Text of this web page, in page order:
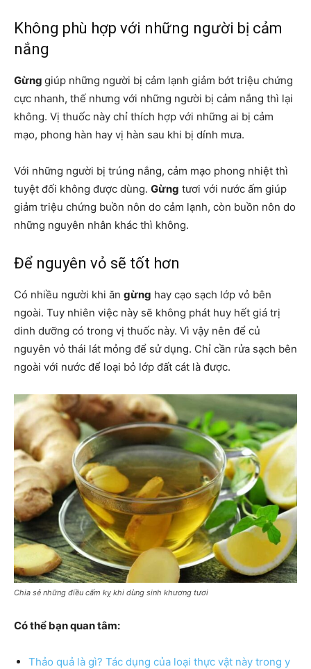
Không phù hợp với những người bị cảm
nắng
Gừng giúp những người bị cảm lạnh giảm bớt triệu chứng
cực nhanh, thế nhưng với những người bị cảm nắng thì lại
không. Vị thuốc này chỉ thích hợp với những ai bị cảm
mạo, phong hàn hay vị hàn sau khi bị dính mưa.
Với những người bị trúng nắng, cảm mạo phong nhiệt thì
tuyệt đối không được dùng. Gừng tươi với nước ấm giúp
giảm triệu chứng buồn nôn do cảm lạnh, còn buồn nôn do
những nguyên nhân khác thì không.
Để nguyên vỏ sẽ tốt hơn
Có nhiều người khi ăn gừng hay cạo sạch lớp vỏ bên
ngoài. Tuy nhiên việc này sẽ không phát huy hết giá trị
dinh dưỡng có trong vị thuốc này. Vì vậy nên để củ
nguyên vỏ thái lát mỏng để sử dụng. Chỉ cần rửa sạch bên
ngoài với nước để loại bỏ lớp đất cát là được.
Chia sẻ những điều cấm kỵ khi dùng sinh khương tươi
Có thể bạn quan tâm:
Thảo quả là gì? Tác dụng của loại thực vật này trong y